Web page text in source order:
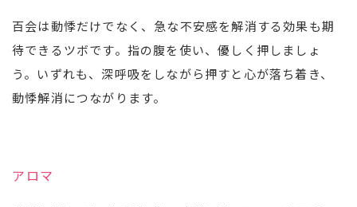
百会は動悸だけでなく、急な不安感を解消する効果も期
待できるツボです。指の腹を使い、優しく押しましょ
う。いずれも、深呼吸をしながら押すと心が落ち着き、
動悸解消につながります。
アロマ